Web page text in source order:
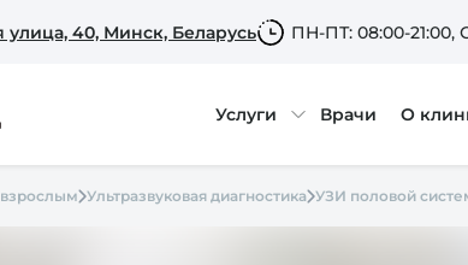
улица, 40, Минск, Беларусь ПН-ПТ: 08:00-21:00,
Услуги Врачи О
взрослым Ультразвуковая диагностика УЗИ половой